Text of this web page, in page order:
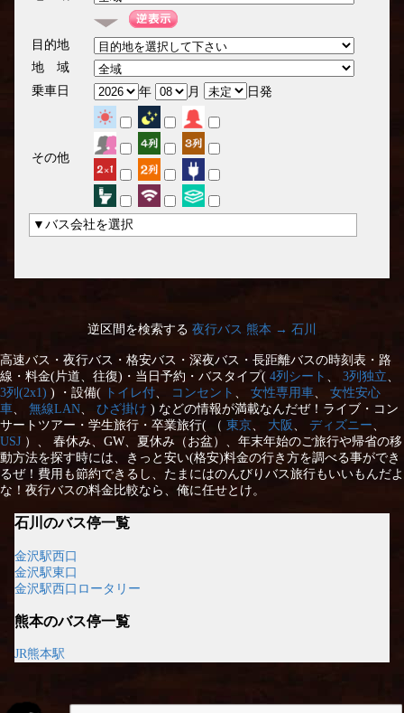
目的地
地 域
乗車日
年 月 日発
その他
▼バス会社を選択
逆区間を検索する 夜行バス 熊本 → 石川
高速バス・夜行バス・格安バス・深夜バス・長距離バスの時刻表・路
線・料金(片道、往復)・当日予約・バスタイプ( 4列シート 3列独立
3列(2x1) ) ・設備( トイレ付 コンセント 女性専用車
女性安心
車
無線LAN ひざ掛け ) などの情報が満載なんだぜ！ライブ・コン
サートツアー・学生旅行・卒業旅行( （ 東京 大阪 ディズニー
USJ ）、 春休み、GW、夏休み（お盆）、年末年始のご旅行や帰省の移
動方法を探す時には、きっと安い(格安)料金の行き方を調べる事ができ
るぜ！費用も節約できるし、たまにはのんびりバス旅行もいいもんだよ
な！夜行バスの料金比較なら、俺に任せとけ。
石川のバス停一覧
金沢駅西口
金沢駅東口
金沢駅西口ロータリー
熊本のバス停一覧
JR熊本駅